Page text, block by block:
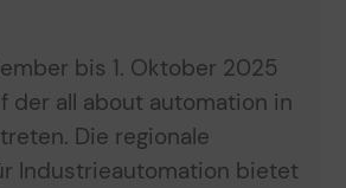
bis 1. Oktober 2025
der all about automation in
Die regionale
Industrieautomation bietet